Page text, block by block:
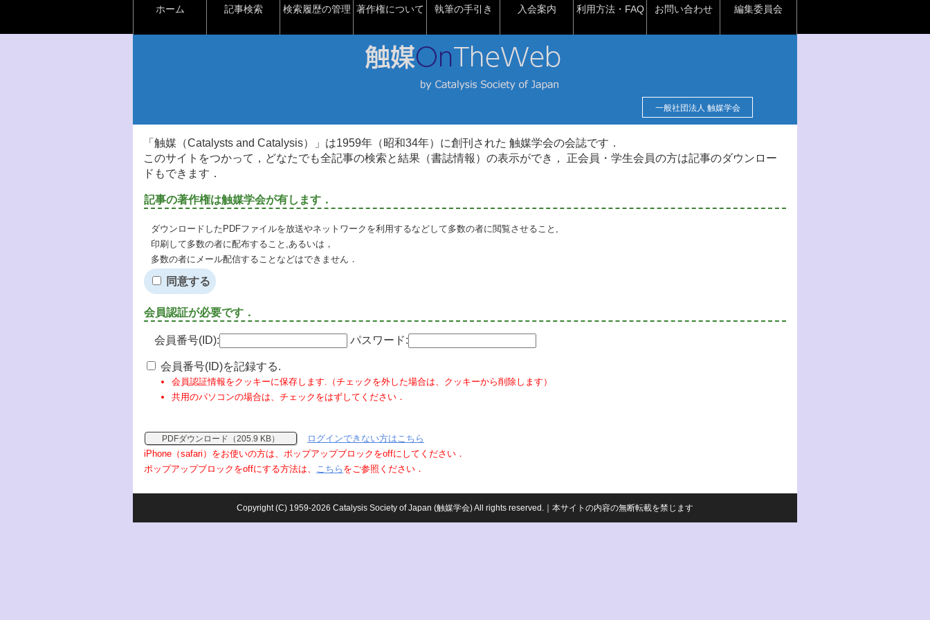
ホーム 記事検索 検索履歴の管理 著作権について 執筆の手引き 入会案内 利用方法・FAQ お問い合わせ 編集委員会
一般社団法人 触媒学会
「触媒（Catalysts and Catalysis）」は1959年（昭和34年）に創刊された 触媒学会の会誌です．
このサイトをつかって，どなたでも全記事の検索と結果（書誌情報）の表示ができ， 正会員・学生会員の方は記事のダウンロー
ドもできます．
記事の著作権は触媒学会が有します．
ダウンロードしたPDFファイルを放送やネットワークを利用するなどして多数の者に閲覧させること,
印刷して多数の者に配布すること,あるいは，
多数の者にメール配信することなどはできません．
同意する
会員認証が必要です．
会員番号(ID): パスワード:
会員番号(ID)を記録する.
会員認証情報をクッキーに保存します.（チェックを外した場合は、クッキーから削除します）
共用のパソコンの場合は、チェックをはずしてください．
PDFダウンロード（205.9 KB）
ログインできない方はこちら
iPhone（safari）をお使いの方は、ポップアップブロックをoffにしてください．
ポップアップブロックをoffにする方法は、 こちら をご参照ください．
Copyright (C) 1959-2026 Catalysis Society of Japan (触媒学会) All rights reserved.｜本サイトの内容の無断転載を禁じます